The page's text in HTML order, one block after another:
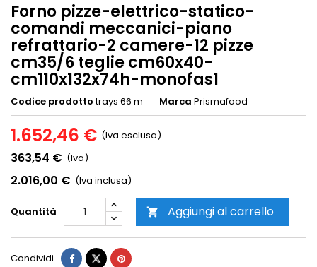
Forno pizze-elettrico-statico-
comandi meccanici-piano
refrattario-2 camere-12 pizze
cm35/6 teglie cm60x40-
cm110x132x74h-monofas1
Codice prodotto trays 66 m Marca Prismafood
1.652,46 € (Iva esclusa)
363,54 € (Iva)
2.016,00 € (Iva inclusa)
Quantità  Aggiungi al carrello
Condividi